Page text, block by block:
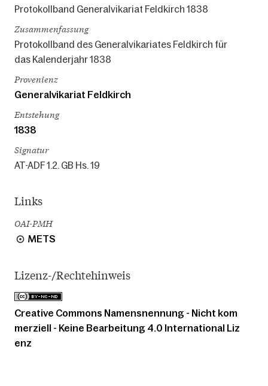
Protokollband Generalvikariat Feldkirch 1838
Zusammenfassung
Protokollband des Generalvikariates Feldkirch für
das Kalenderjahr 1838
Provenienz
Generalvikariat Feldkirch
Entstehung
1838
Signatur
AT-ADF 1.2. GB Hs. 19
Links
OAI-PMH
METS
Lizenz-/Rechtehinweis
Creative Commons Namensnennung - Nicht kom
merziell - Keine Bearbeitung 4.0 International Liz
enz